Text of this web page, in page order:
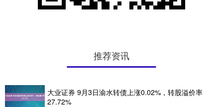
推荐资讯
大业证券 9月3日渝水转债上涨0.02%，转股溢价率
27.72%